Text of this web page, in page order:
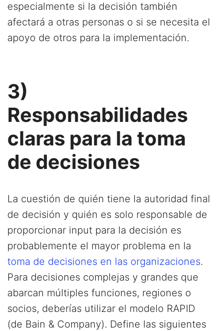
especialmente si la decisión también
afectará a otras personas o si se necesita el
apoyo de otros para la implementación.
3)
Responsabilidades
claras para la toma
de decisiones
La cuestión de quién tiene la autoridad final
de decisión y quién es solo responsable de
proporcionar input para la decisión es
probablemente el mayor problema en la
toma de decisiones en las organizaciones.
Para decisiones complejas y grandes que
abarcan múltiples funciones, regiones o
socios, deberías utilizar el modelo RAPID
(de Bain & Company). Define las siguientes